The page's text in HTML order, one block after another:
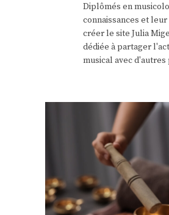
Diplômés en
connaissances et
créer le site Julia
dédiée à partager
musical avec d'autres